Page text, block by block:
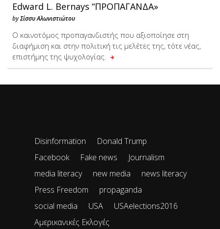
Edward L. Bernays “ΠΡΟΠΑΓΑΝΔΑ»
byΣίσσυ Αλωνιστιώτου
Ο καινοτόμος προπαγανδιστής που αξιοποίησε στη
διαφήμιση και στην πολιτική τις μελέτες της, τότε νέας,
επιστήμης της ψυχολογίας.
Disinformation
Donald Trump
Facebook
Fake news
Journalism
media literacy
new media
news literacy
Press Freedom
propaganda
social media
USA
USAelections2016
Αμερικανικές Εκλογές